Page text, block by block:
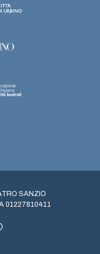
SANZIO
01227810411